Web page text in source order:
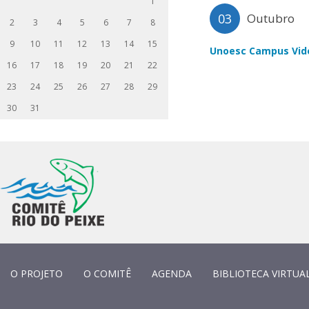
2
3 4 5 6 7
8
9
10 11 12 13 14
15
16
17 18 19 20 21
22
23
24 25 26 27 28
29
30
31
03 Outubro
Unoesc Campus
O PROJETO O COMITÊ AGENDA BIBLIOTECA